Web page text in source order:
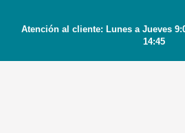
Atención al cliente: Lunes a Jueves
14:45